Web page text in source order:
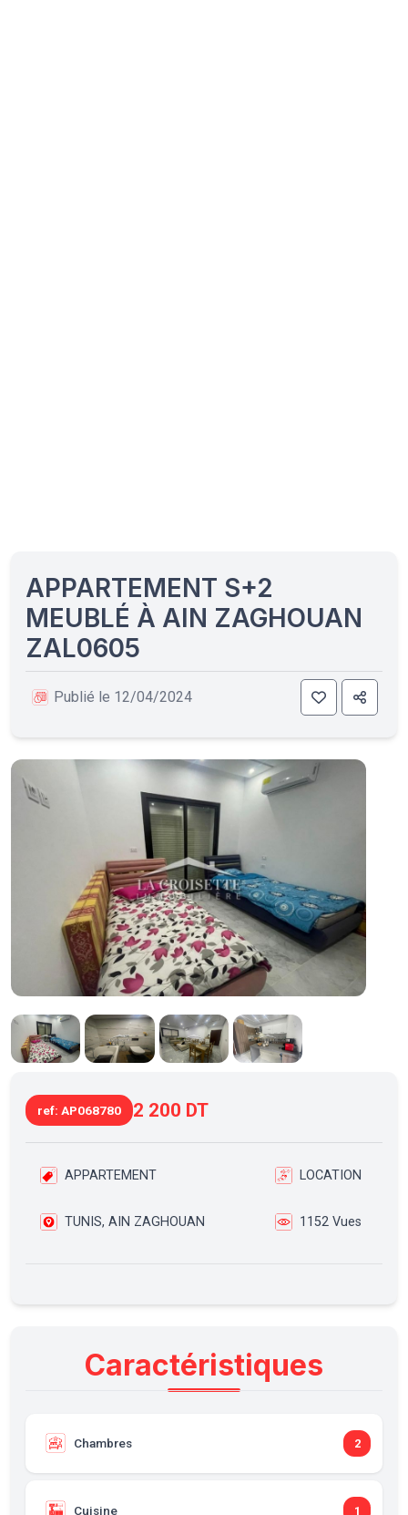
APPARTEMENT S+2
MEUBLÉ À AIN ZAGHOUAN
ZAL0605
Publié le 12/04/2024
ref: AP068780 2 200 DT
APPARTEMENT LOCATION
TUNIS, AIN ZAGHOUAN 1152 Vues
Caractéristiques
Chambres 2
Cuisine 1